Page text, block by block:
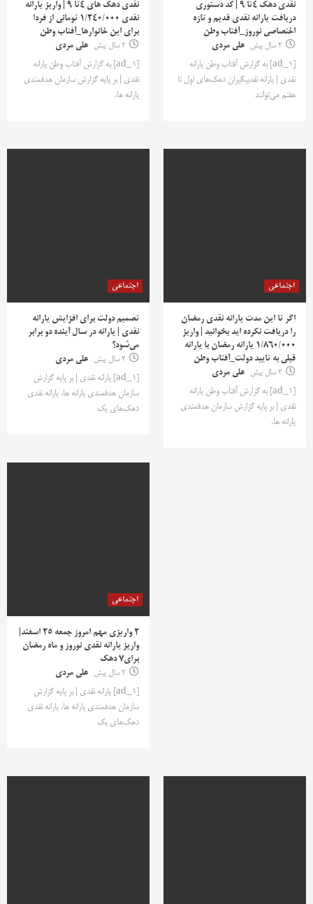
نقدی دهک 4تا 9 | کد دستوری
دریافت یارانه نقدی قدیم و تازه
اختصاصی نوروز_آفتاب وطن
2 سال پیش
علی مردی
[ad_1] به گزارش آفتاب وطن یارانه
نقدی | یارانه نقدیبگیران دهک‌های اول تا
هفتم می‌توانند
نقدی دهک های 4تا 9 | واریز یارانه
نقدی ۱/۲۴۰/۰۰۰ تومانی از فردا
برای این خانوارها_آفتاب وطن
2 سال پیش
علی مردی
[ad_1] به گزارش آفتاب وطن یارانه
نقدی | بر پایه گزارش سازمان هدفمندی
یارانه ها،
اجتماعی
اگر تا این مدت یارانه نقدی رمضان
را دریافت نکرده اید بخوانید | واریز
1/860/000 یارانه رمضان با یارانه
قبلی به تایید دولت_آفتاب وطن
2 سال پیش
علی مردی
[ad_1] به گزارش آفتاب وطن یارانه
نقدی | بر پایه گزارش سازمان هدفمندی
یارانه ها،
اجتماعی
تصمیم دولت برای افزایش یارانه
نقدی | یارانه در سال آینده دو برابر
می‌شود؟
2 سال پیش
علی مردی
[ad_1] یارانه نقدی | بر پایه گزارش
سازمان هدفمندی یارانه ها، یارانه نقدی
دهک‌های یک
اجتماعی
۲ واریزی مهم امروز جمعه ۲۵ اسفند|
واریز یارانه نقدی نوروز و ماه رمضان
برای7 دهک
2 سال پیش
علی مردی
[ad_1] یارانه نقدی | بر پایه گزارش
سازمان هدفمندی یارانه ها، یارانه نقدی
دهک‌های یک